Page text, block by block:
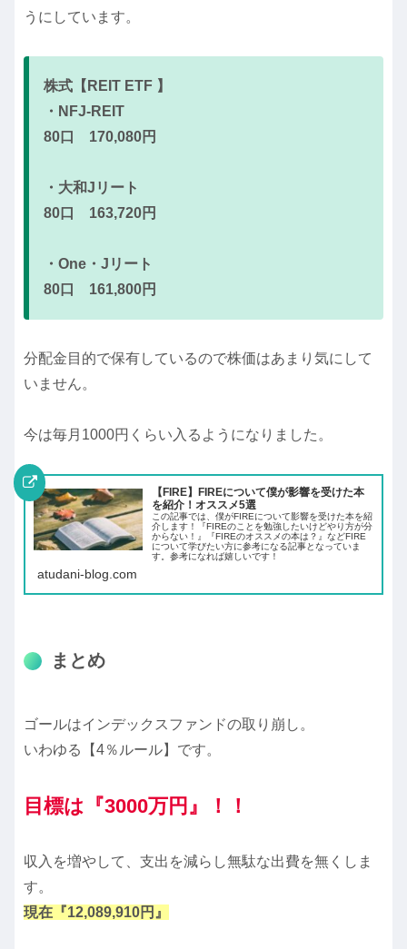
うにしています。
株式【REIT ETF 】
・NFJ-REIT
80口 170,080円
・大和Jリート
80口 163,720円
・One・Jリート
80口 161,800円
分配金目的で保有しているので株価はあまり気にして
いません。
今は毎月1000円くらい入るようになりました。
【FIRE】FIREについて僕が影響を受けた本
を紹介！オススメ5選
この記事では、僕がFIREについて影響を受けた本を紹
介します！『FIREのことを勉強したいけどやり方が分
からない！』『FIREのオススメの本は？』などFIRE
について学びたい方に参考になる記事となっていま
す。参考になれば嬉しいです！
atudani-blog.com
まとめ
ゴールはインデックスファンドの取り崩し。
いわゆる【4％ルール】です。
目標は『3000万円』！！
収入を増やして、支出を減らし無駄な出費を無くしま
す。
現在『12,089,910円』